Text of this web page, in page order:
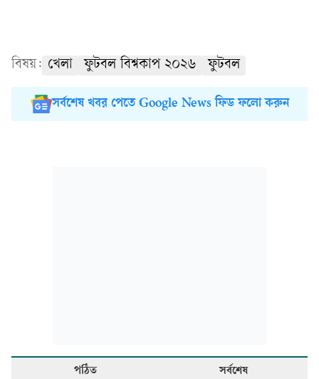
বিষয়: খেলা ফুটবল বিশ্বকাপ ২০২৬ ফুটবল
সর্বশেষ খবর পেতে Google News ফিড ফলো করুন
পঠিত সর্বশেষ